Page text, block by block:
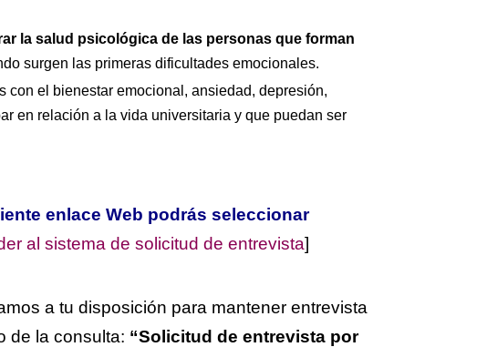
la salud psicológica de las personas que forman
surgen las primeras dificultades emocionales.
el bienestar emocional, ansiedad, depresión,
en relación a la vida universitaria y que puedan ser
enlace Web podrás seleccionar
al sistema de solicitud de entrevista]
a tu disposición para mantener entrevista
de la consulta: “Solicitud de entrevista por